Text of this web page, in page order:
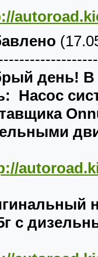
день! В
Насос
с